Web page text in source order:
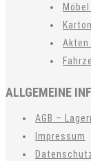
Akten
ALLGEMEINE
AGB –
Impressum